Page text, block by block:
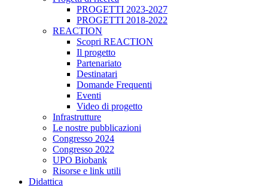
PROGETTI 2023-2027
PROGETTI 2018-2022
REACTION
Scopri REACTION
Il progetto
Partenariato
Destinatari
Domande Frequenti
Eventi
Video di progetto
Infrastrutture
Le nostre pubblicazioni
Congresso 2024
Congresso 2022
UPO Biobank
Risorse e link utili
Didattica